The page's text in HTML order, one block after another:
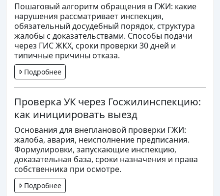
Пошаговый алгоритм обращения в ГЖИ: какие
нарушения рассматривает инспекция,
обязательный досудебный порядок, структура
жалобы с доказательствами. Способы подачи
через ГИС ЖКХ, сроки проверки 30 дней и
типичные причины отказа.
Подробнее
Проверка УК через Госжилинспекцию:
как инициировать выезд
Основания для внеплановой проверки ГЖИ:
жалоба, авария, неисполнение предписания.
Формулировки, запускающие инспекцию,
доказательная база, сроки назначения и права
собственника при осмотре.
Подробнее